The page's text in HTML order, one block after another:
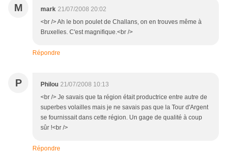
M mark 21/07/2008 20:02
<br /> Ah le bon poulet de Challans, on en trouves même à
Bruxelles. C'est magnifique.<br />
Répondre
P Philou 21/07/2008 10:13
<br /> Je savais que ta région était productrice entre autre de
superbes volailles mais je ne savais pas que la Tour d'Argent
se fournissait dans cette région. Un gage de qualité à coup
sûr !<br />
Répondre